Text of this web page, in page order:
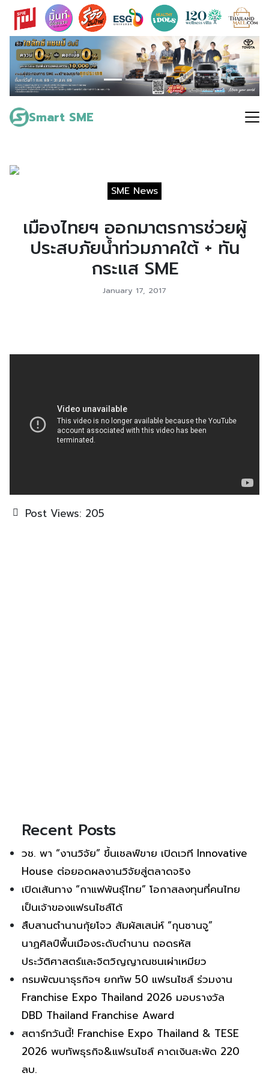
Skip
content
Smart SME
Search
for:
SME News
เมืองไทยฯ ออกมาตรการช่วยผู้
ประสบภัยน้ำท่วมภาคใต้ + ทัน
กระแส SME
January 17, 2017
Post Views: 205
Recent Posts
วช. พา “งานวิจัย” ขึ้นเชลฟ์ขาย เปิดเวที Innovative
House ต่อยอดผลงานวิจัยสู่ตลาดจริง
เปิดเส้นทาง “กาแฟพันธุ์ไทย” โอกาสลงทุนที่คนไทย
เป็นเจ้าของแฟรนไชส์ได้
สืบสานตำนานกุ้ยโจว สัมผัสเสน่ห์ “กุนซานจู”
นาฏศิลป์พื้นเมืองระดับตำนาน ถอดรหัส
ประวัติศาสตร์และจิตวิญญาณชนเผ่าเหมียว
กรมพัฒนาธุรกิจฯ ยกทัพ 50 แฟรนไชส์ ร่วมงาน
Franchise Expo Thailand 2026 มอบรางวัล
DBD Thailand Franchise Award
สตาร์ทวันนี้! Franchise Expo Thailand & TESE
2026 พบทัพธุรกิจ&แฟรนไชส์ คาดเงินสะพัด 220
ลบ.